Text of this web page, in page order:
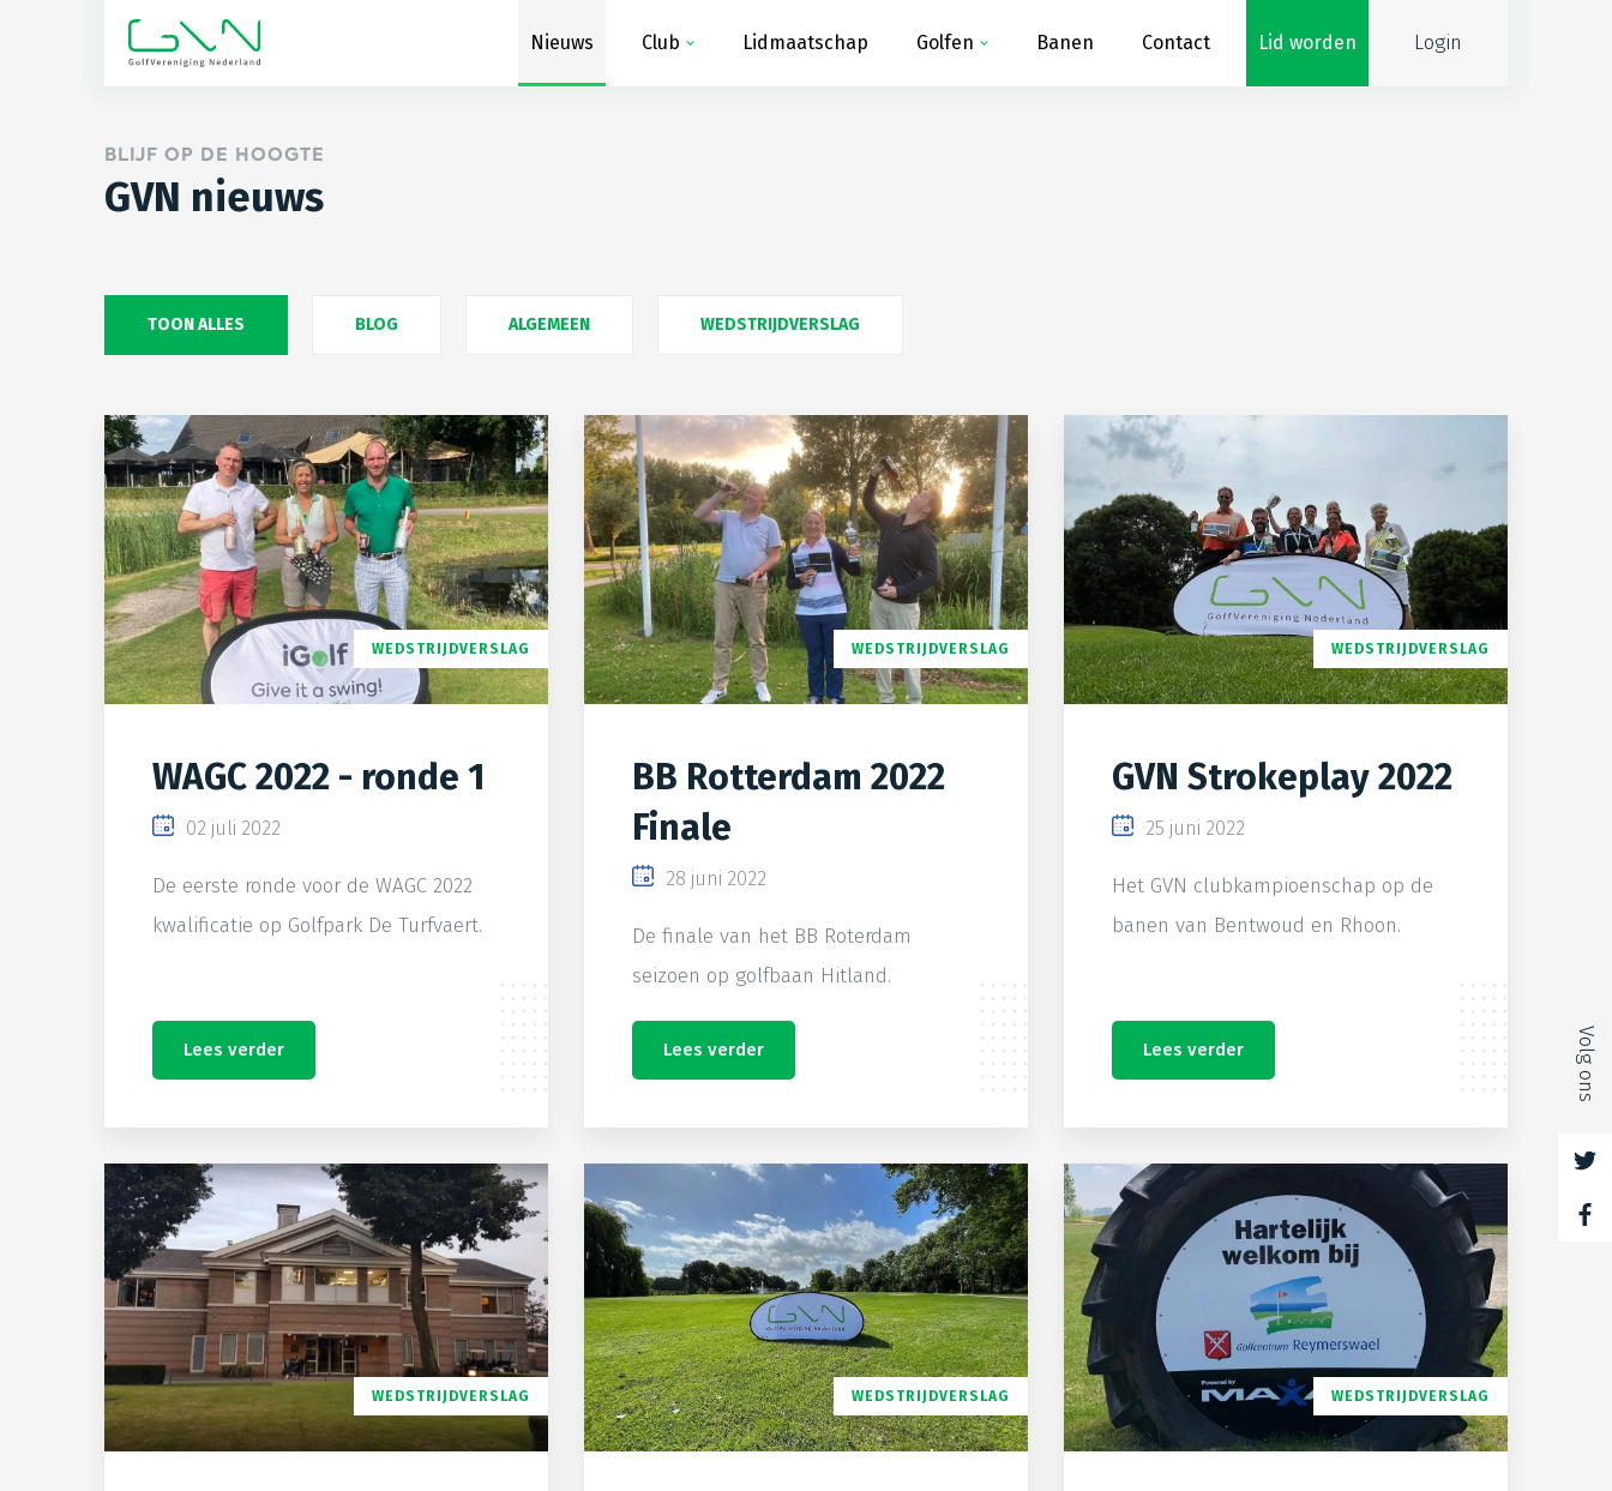
Nieuws Club Lidmaatschap Golfen Banen Contact Lid worden Login
Volg ons
BLIJF OP DE HOOGTE
GVN nieuws
TOON ALLES BLOG ALGEMEEN WEDSTRIJDVERSLAG
WEDSTRIJDVERSLAG
WAGC 2022 - ronde 1
02 juli 2022
De eerste ronde voor de WAGC 2022
kwalificatie op Golfpark De Turfvaert.
Lees verder
WEDSTRIJDVERSLAG
BB Rotterdam 2022
Finale
28 juni 2022
De finale van het BB Roterdam
seizoen op golfbaan Hitland.
Lees verder
WEDSTRIJDVERSLAG
GVN Strokeplay 2022
25 juni 2022
Het GVN clubkampioenschap op de
banen van Bentwoud en Rhoon.
Lees verder
WEDSTRIJDVERSLAG WEDSTRIJDVERSLAG WEDSTRIJDVERSLAG